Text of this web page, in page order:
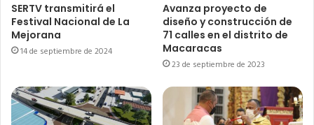
SERTV transmitirá el
Festival Nacional de La
Mejorana
14 de septiembre de 2024
Avanza proyecto de
diseño y construcción de
71 calles en el distrito de
Macaracas
23 de septiembre de 2023